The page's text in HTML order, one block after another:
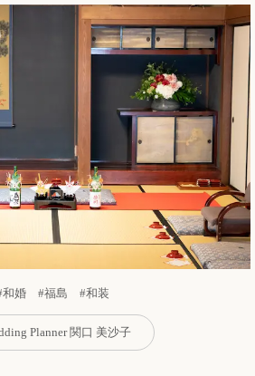
和婚 #福島 #和装
Planner 関口 美沙子